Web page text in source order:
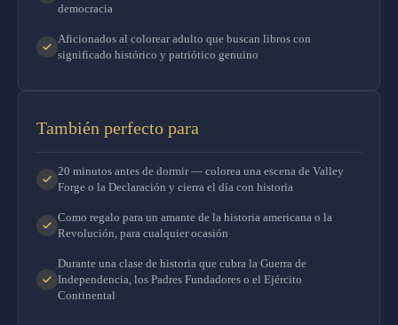
democracia
Aficionados al colorear adulto que buscan libros con
significado histórico y patriótico genuino
También perfecto para
20 minutos antes de dormir — colorea una escena de Valley
Forge o la Declaración y cierra el día con historia
Como regalo para un amante de la historia americana o la
Revolución, para cualquier ocasión
Durante una clase de historia que cubra la Guerra de
Independencia, los Padres Fundadores o el Ejército
Continental